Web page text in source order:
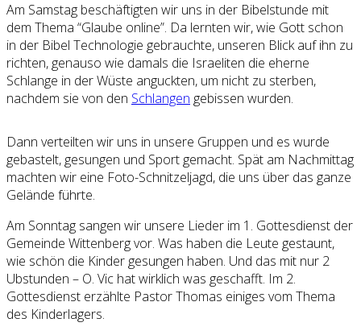
Am Samstag beschäftigten wir uns in der Bibelstunde mit
dem Thema “Glaube online”. Da lernten wir, wie Gott schon
in der Bibel Technologie gebrauchte, unseren Blick auf ihn zu
richten, genauso wie damals die Israeliten die eherne
Schlange in der Wüste anguckten, um nicht zu sterben,
nachdem sie von den Schlangen gebissen wurden.
Dann verteilten wir uns in unsere Gruppen und es wurde
gebastelt, gesungen und Sport gemacht. Spät am Nachmittag
machten wir eine Foto-Schnitzeljagd, die uns über das ganze
Gelände führte.
Am Sonntag sangen wir unsere Lieder im 1. Gottesdienst der
Gemeinde Wittenberg vor. Was haben die Leute gestaunt,
wie schön die Kinder gesungen haben. Und das mit nur 2
Ubstunden – O. Vic hat wirklich was geschafft. Im 2.
Gottesdienst erzählte Pastor Thomas einiges vom Thema
des Kinderlagers.